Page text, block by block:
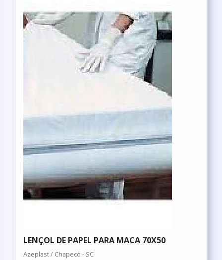
LENÇOL DE PAPEL PARA MACA 70X50
Azeplast / Chapecó - SC